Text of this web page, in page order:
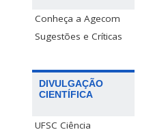
Conheça a Agecom
Sugestões e Críticas
DIVULGAÇÃO
CIENTÍFICA
UFSC Ciência